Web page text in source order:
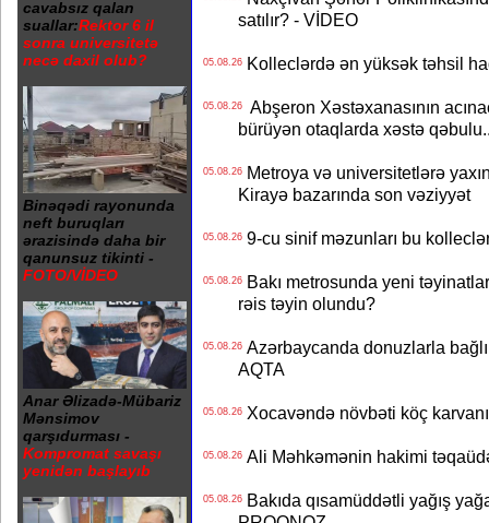
cavabsız qalan
suallar:Rektor 6 il
sonra universitetə
necə daxil olub?
Binəqədi rayonunda
neft buruqları
ərazisində daha bir
qanunsuz tikinti -
FOTO/VİDEO
Anar Əlizadə-Mübariz
Mənsimov
qarşıdurması -
Kompromat savaşı
yenidən başlayıb
satılır? - VİDEO
05.08.26Kolleclərdə ən yüksək təhsil
05.08.26Abşeron Xəstəxanasının
bürüyən otaqlarda xəstə
05.08.26Metroya və universitetlərə
Kirayə bazarında son vəziyyət
05.08.269-cu sinif məzunları bu
05.08.26Bakı metrosunda yeni
rəis təyin olundu?
05.08.26Azərbaycanda donuzlarla
AQTA
05.08.26Xocavəndə növbəti köç
05.08.26Ali Məhkəmənin hakimi
05.08.26Bakıda qısamüddətli yağış